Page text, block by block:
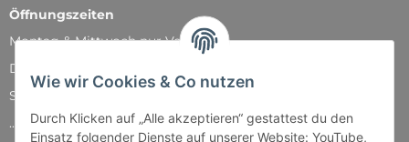
Wie wir Cookies & Co nutzen
Durch Klicken auf „Alle akzeptieren“ gestattest du den
Einsatz folgender Dienste auf unserer Website: YouTube,
Öffnungszeiten
Montag & Mittwoch nur Versand
Dienstag, Donnerstag und Freitag: 11:00 - 18:30 Uhr
Samstag: 11:00 - 14:00 Uhr
...und natürlich während unserer Events